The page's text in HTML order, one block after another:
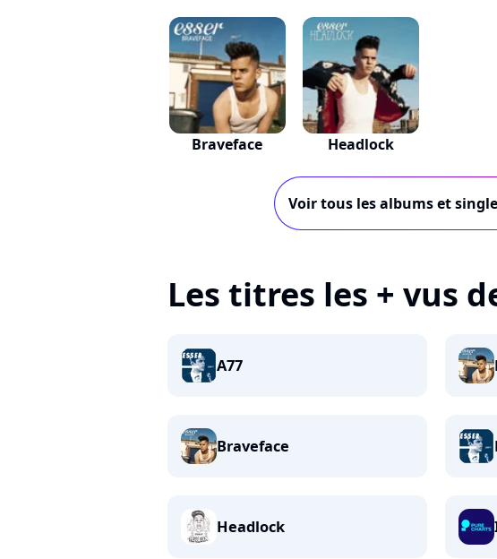
Braveface Headlock
Voir tous les albums et
Les titres les + vus
A77
Braveface
Headlock